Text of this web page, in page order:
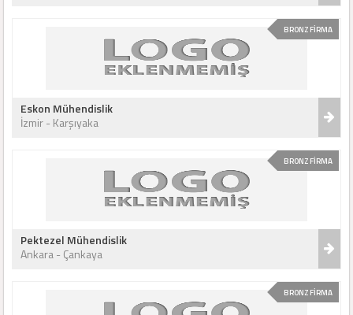
BRONZ FİRMA
Eskon Mühendislik
İzmir - Karşıyaka
BRONZ FİRMA
Pektezel Mühendislik
Ankara - Çankaya
BRONZ FİRMA